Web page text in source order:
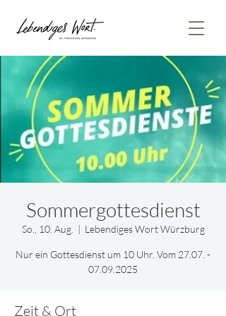
Sommergottesdienst
So., 10. Aug.
  |
Lebendiges Wort Würzburg
Nur ein Gottesdienst um 10 Uhr. Vom 27.07. -
07.09.2025
Zeit & Ort